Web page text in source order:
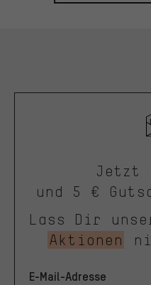
Jetzt
und 5 €
Lass Dir
Aktionen
E-Mail-Adresse